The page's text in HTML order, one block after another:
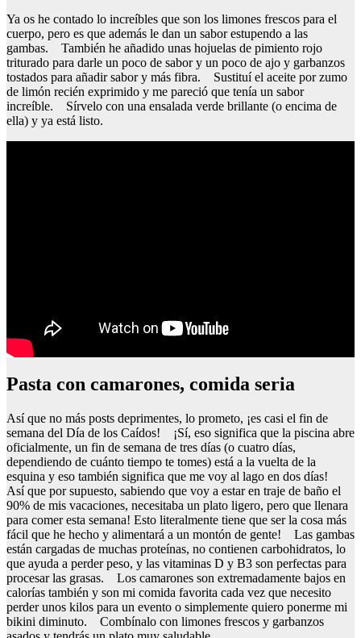
Ya os he contado lo increíbles que son los limones frescos para el
cuerpo, pero es que además le dan un sabor estupendo a las
gambas. También he añadido unas hojuelas de pimiento rojo
triturado para darle un poco de sabor y un poco de ajo y garbanzos
tostados para añadir sabor y más fibra. Sustituí el aceite por zumo
de limón recién exprimido y me pareció que tenía un sabor
increíble. Sírvelo con una ensalada verde brillante (o encima de
ella) y ya está listo.
Pasta con camarones, comida seria
Así que no más posts deprimentes, lo prometo, ¡es casi el fin de
semana del Día de los Caídos! ¡Sí, eso significa que la piscina abre
oficialmente, un fin de semana de tres días (o cuatro días,
dependiendo de cuánto tiempo te tomes) está a la vuelta de la
esquina y eso también significa que me voy al lago en dos días!
Así que por supuesto, sabiendo que voy a estar en traje de baño el
90% de mis vacaciones, necesitaba un plato ligero, pero que llenara
para comer esta semana! Esto literalmente tiene que ser la cosa más
fácil que he hecho y alimentará a un montón de gente! Las gambas
están cargadas de muchas proteínas, no contienen carbohidratos, lo
que ayuda a perder peso, y las vitaminas D y B3 son perfectas para
procesar las grasas. Los camarones son extremadamente bajos en
calorías también y son mi comida favorita cada vez que necesito
perder unos kilos para un evento o simplemente quiero ponerme mi
bikini diminuto. Combínalo con limones frescos y garbanzos